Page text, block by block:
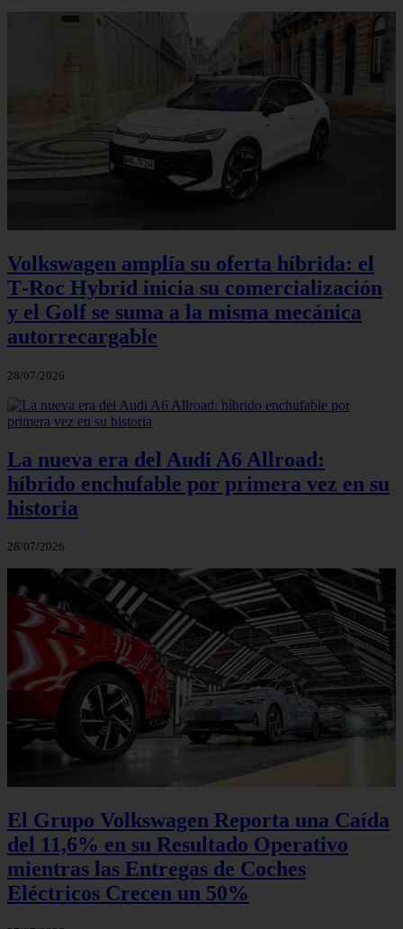
Volkswagen amplía su oferta híbrida: el
T‑Roc Hybrid inicia su comercialización
y el Golf se suma a la misma mecánica
autorrecargable
28/07/2026
La nueva era del Audi A6 Allroad:
híbrido enchufable por primera vez en su
historia
28/07/2026
El Grupo Volkswagen Reporta una Caída
del 11,6% en su Resultado Operativo
mientras las Entregas de Coches
Eléctricos Crecen un 50%